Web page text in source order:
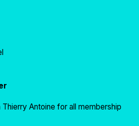
Antoine for all membership